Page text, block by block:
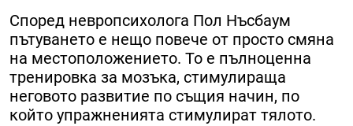
Според невропсихолога Пол Нъсбаум
пътуването е нещо повече от просто смяна
на местоположението. То е пълноценна
тренировка за мозъка, стимулираща
неговото развитие по същия начин, по
който упражненията стимулират тялото.